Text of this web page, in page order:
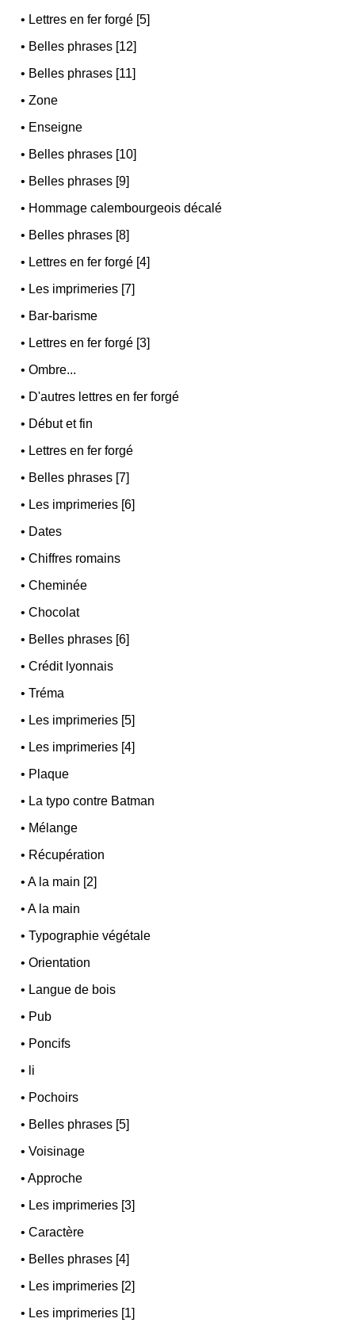
• Lettres en fer forgé [5]
• Belles phrases [12]
• Belles phrases [11]
•Zone
• Enseigne
• Belles phrases [10]
• Belles phrases [9]
• Hommage calembourgeois décalé
• Belles phrases [8]
• Lettres en fer forgé [4]
• Les imprimeries [7]
• Bar-barisme
• Lettres en fer forgé [3]
•Ombre...
• D'autres lettres en fer forgé
• Début et fin
• Lettres en fer forgé
• Belles phrases [7]
• Les imprimeries [6]
• Dates
•Chiffres romains
•Cheminée
•Chocolat
• Belles phrases [6]
•Crédit lyonnais
•Tréma
• Les imprimeries [5]
• Les imprimeries [4]
• Plaque
• La typo contre Batman
• Mélange
• Récupération
•A la main [2]
•A la main
•Typographie végétale
•Orientation
• Langue de bois
• Pub
• Poncifs
• li
• Pochoirs
• Belles phrases [5]
•Voisinage
•Approche
• Les imprimeries [3]
•Caractère
• Belles phrases [4]
• Les imprimeries [2]
• Les imprimeries [1]